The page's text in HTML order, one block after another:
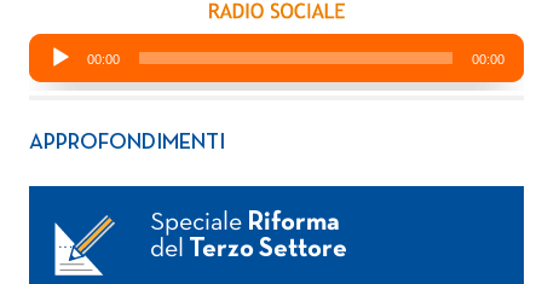
APPROFONDIMENTI
Speciale Riforma
del
Terzo Settore